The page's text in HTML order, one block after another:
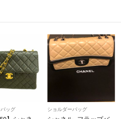
#return_policy
間受付しております。
合】
ッグ ショルダーバッグ